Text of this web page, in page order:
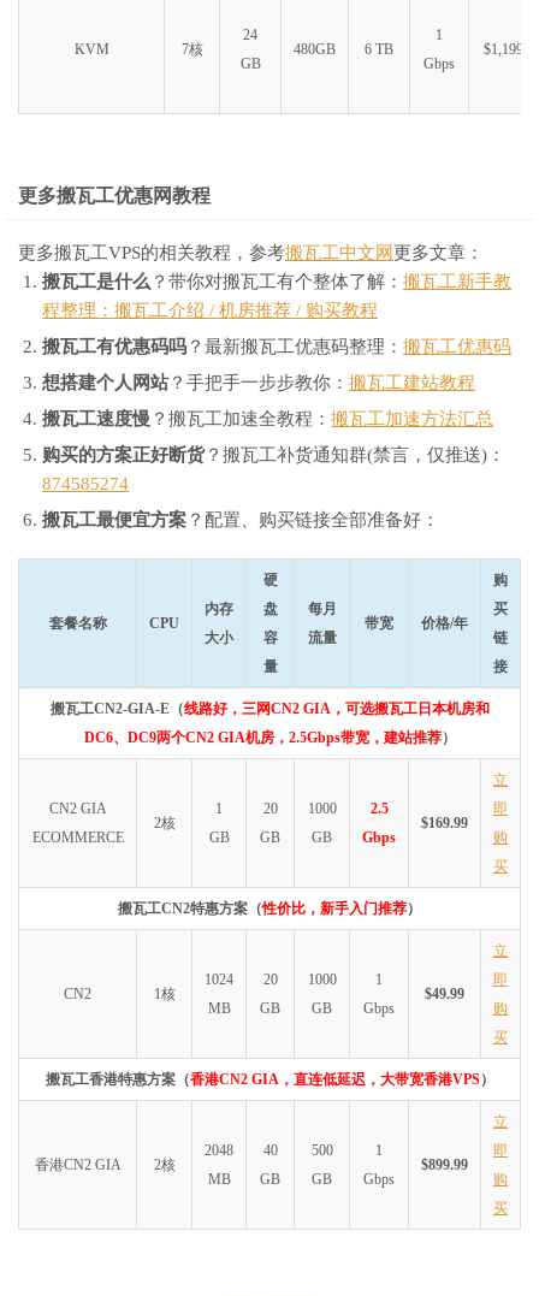
KVM 7核
24
GB
480GB 6 TB
1
Gbps
更多搬瓦工优惠网教程
更多搬瓦工VPS的相关教程，参考搬瓦工中文网 更多文章：
搬瓦工是什么 ？带你对搬瓦工有个整体了解： 搬瓦工新手教
程整理：搬瓦工介绍 / 机房推荐 / 购买教程
搬瓦工有优惠码吗 ？最新搬瓦工优惠码整理： 搬瓦工优惠码
想搭建个人网站？手把手一步步教你： 搬瓦工建站教程
搬瓦工速度慢 ？搬瓦工加速全教程： 搬瓦工加速方法汇总
购买的方案正好断货？搬瓦工补货通知群(禁言，仅推送)：
874585274
搬瓦工最便宜方案 ？配置、购买链接全部准备好：
套餐名称 CPU
内存
大小
硬
盘
容
量
每月
流量
带宽 价格/年
购
买
链
接
搬瓦工CN2-GIA-E（线路好，三网CN2 GIA，可选搬瓦工日本机房和
DC6、DC9两个CN2 GIA机房，2.5Gbps带宽，建站推荐）
CN2 GIA
ECOMMERCE
2核
1
GB
20
GB
1000
GB
2.5
Gbps
$169.99
立
即
购
买
搬瓦工CN2特惠方案（性价比，新手入门推荐）
CN2 1核
1024
MB
20
GB
1000
GB
1
Gbps
$49.99
立
即
购
买
搬瓦工香港特惠方案（香港CN2 GIA，直连低延迟，大带宽香港VPS）
香港CN2 GIA 2核
2048
MB
40
GB
500
GB
1
Gbps
$899.99
立
即
购
买